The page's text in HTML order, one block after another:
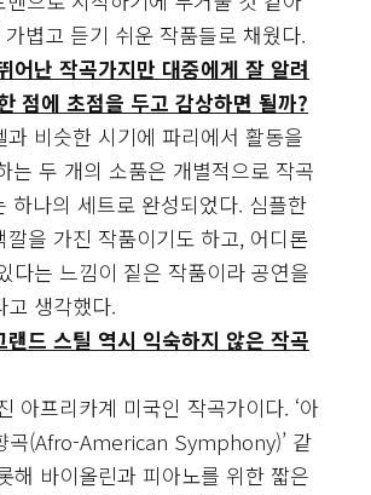
볍고 듣기 쉬운 작품들로 채웠다.
어난 작곡가지만 대중에게 잘 알려
점에 초점을 두고 감상하면 될까?
과 비슷한 시기에 파리에서 활동을
는 두 개의 소품은 개별적으로 작곡
하나의 세트로 완성되었다. 심플한
깔을 가진 작품이기도 하고, 어디론
다는 느낌이 짙은 작품이라 공연을
고 생각했다.
드 스틸 역시 익숙하지 않은 작곡
아프리카계 미국인 작곡가이다. ‘아
곡(Afro-American Symphony)’ 같
해 바이올린과 피아노를 위한 짧은